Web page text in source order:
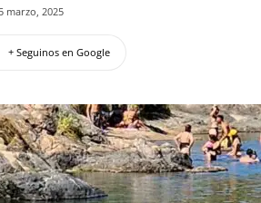
marzo, 2025
+ Seguinos en Google